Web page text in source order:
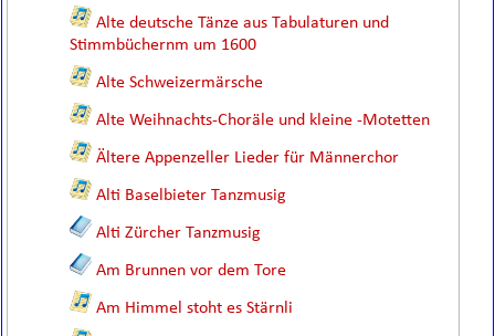
Alte deutsche Tänze aus Tabulaturen und
Stimmbüchernm um 1600
Alte Schweizermärsche
Alte Weihnachts-Choräle und kleine -Motetten
Ältere Appenzeller Lieder für Männerchor
Alti Baselbieter Tanzmusig
Alti Zürcher Tanzmusig
Am Brunnen vor dem Tore
Am Himmel stoht es Stärnli